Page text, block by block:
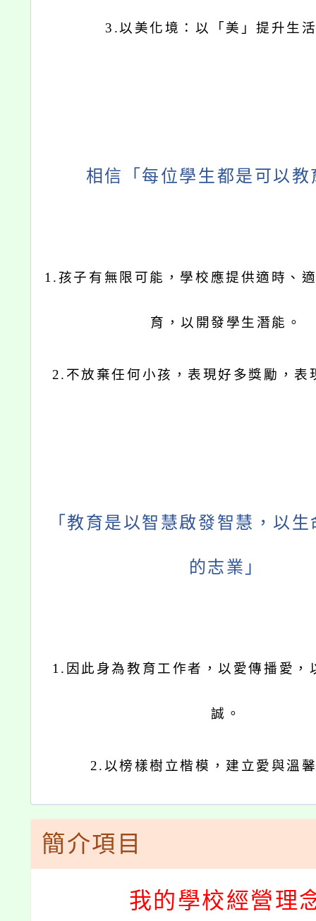
3.以美化境：以「美」提升生
相信「每位學生都是可以教
1.孩子有無限可能，學校應提供適時、
育，以開發學生潛能。
2. 不放棄任何小孩，表現好多獎勵，表
「教育是以智慧啟發智慧，以
的志業」
1. 因此身為教育工作者，以愛傳播愛，
誠。
2.以榜樣樹立楷模，建立愛與溫
簡介項目
我的學校經營理